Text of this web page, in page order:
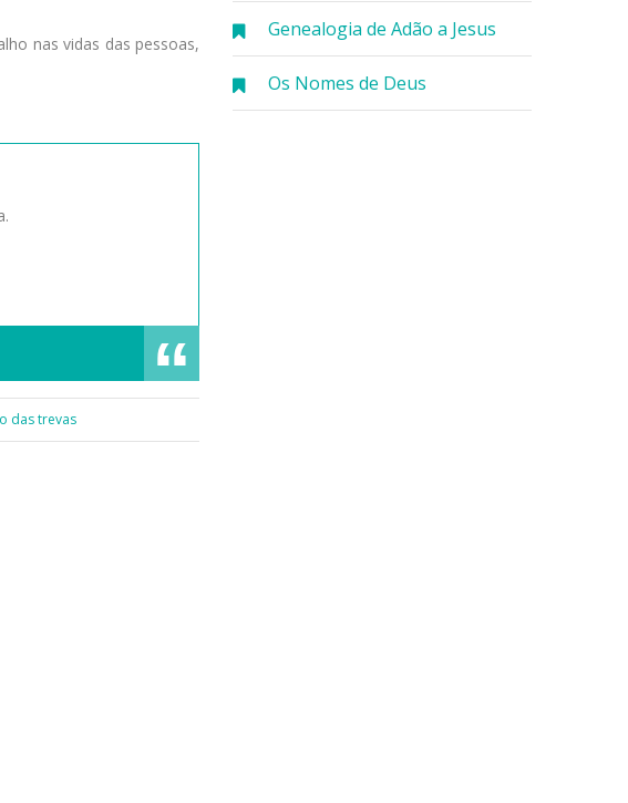
Genealogia de Adão a Jesus
Os Nomes de Deus
nas vidas das pessoas,
das trevas